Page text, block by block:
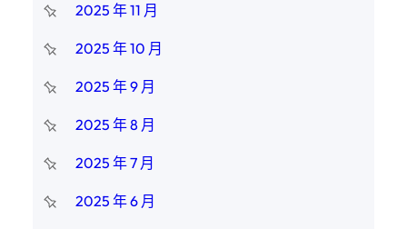
2025 年 11 月
2025 年 10 月
2025 年 9 月
2025 年 8 月
2025 年 7 月
2025 年 6 月